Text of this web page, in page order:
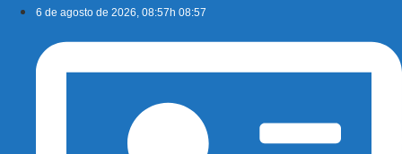
conteúdo
6 de agosto de 2026, 08:57h 08:57